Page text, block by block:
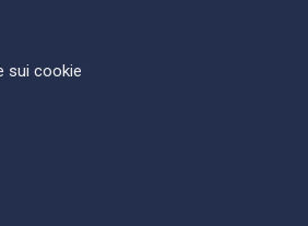
sui cookie